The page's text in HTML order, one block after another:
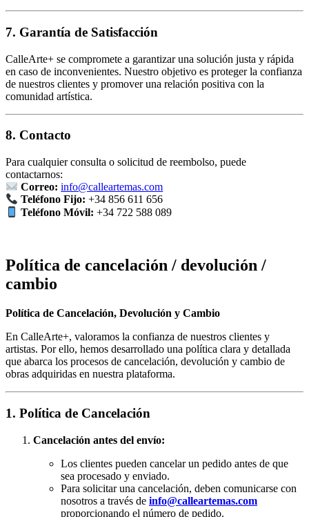
7. Garantía de Satisfacción
CalleArte+ se compromete a garantizar una solución justa y rápida
en caso de inconvenientes. Nuestro objetivo es proteger la confianza
de nuestros clientes y promover una relación positiva con la
comunidad artística.
8. Contacto
Para cualquier consulta o solicitud de reembolso, puede
contactarnos:
Correo: info@calleartemas.com
Teléfono Fijo: +34 856 611 656
Teléfono Móvil: +34 722 588 089
Política de cancelación / devolución /
cambio
Política de Cancelación, Devolución y Cambio
En CalleArte+, valoramos la confianza de nuestros clientes y
artistas. Por ello, hemos desarrollado una política clara y detallada
que abarca los procesos de cancelación, devolución y cambio de
obras adquiridas en nuestra plataforma.
1. Política de Cancelación
Cancelación antes del envío:
Los clientes pueden cancelar un pedido antes de que
sea procesado y enviado.
Para solicitar una cancelación, deben comunicarse con
nosotros a través de info@calleartemas.com
proporcionando el número de pedido.